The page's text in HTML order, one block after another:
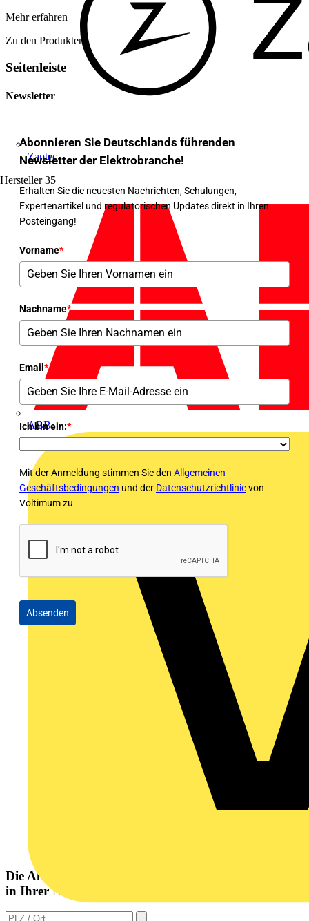
Zaptec
Hersteller 35
ABB
Mehr erfahren
Zu den Produkten
Seitenleiste
Newsletter
Abonnieren Sie Deutschlands führenden
Newsletter der Elektrobranche!
Erhalten Sie die neuesten Nachrichten, Schulungen,
Expertenartikel und regulatorischen Updates direkt in Ihren
Posteingang!
Vorname*
Nachname*
Email *
Ich bin ein:*
Mit der Anmeldung stimmen Sie den Allgemeinen
Geschäftsbedingungen und der Datenschutzrichtlinievon
Voltimum zu
Absenden
Die Altlampen Sammelstelle
in Ihrer Nähe